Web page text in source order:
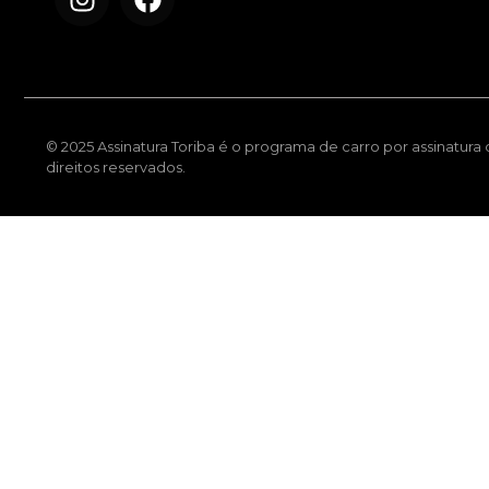
© 2025 Assinatura Toriba é o programa de carro por assinatura
direitos reservados.